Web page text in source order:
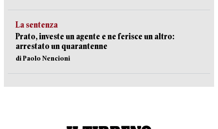
La sentenza
Prato, investe un agente e ne ferisce un altro:
arrestato un quarantenne
di Paolo Nencioni